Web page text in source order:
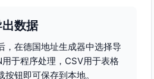
数据
，在德国地址生成器中选择导
于程序处理，CSV用于表格
钮即可保存到本地。